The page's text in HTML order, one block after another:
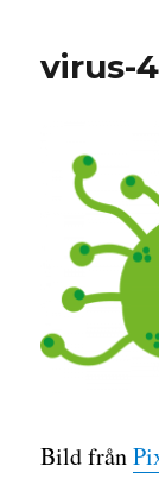
virus-
Bild från